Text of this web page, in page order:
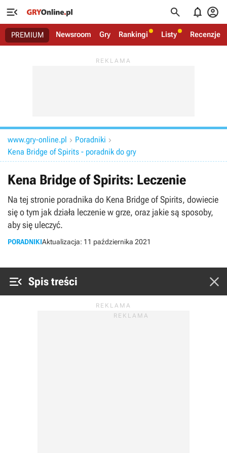
   
PREMIUM Newsroom Gry Rankingi Listy Recenzje
www.gry-online.pl  Poradniki 
Kena Bridge of Spirits - poradnik do gry
Kena Bridge of Spirits: Leczenie
Na tej stronie poradnika do Kena Bridge of Spirits, dowiecie
się o tym jak działa leczenie w grze, oraz jakie są sposoby,
aby się uleczyć.
PORADNIKIAktualizacja: 11 października 2021
 Spis treści 